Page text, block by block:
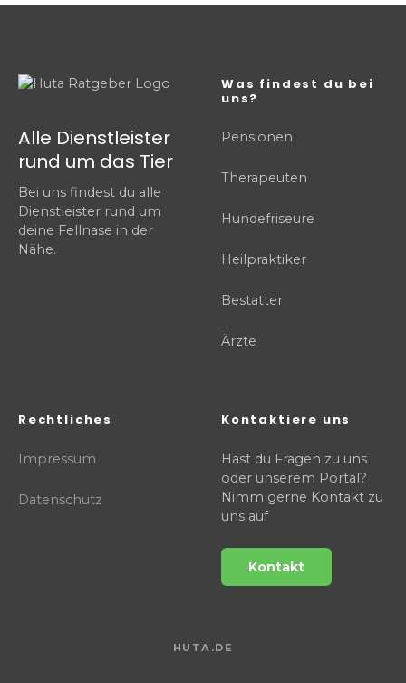
Alle Dienstleister
rund um das Tier
Bei uns findest du alle
Dienstleister rund um
deine Fellnase in der
Nähe.
Was findest du bei
uns?
Pensionen
Therapeuten
Hundefriseure
Heilpraktiker
Bestatter
Ärzte
Rechtliches
Impressum
Datenschutz
Kontaktiere uns
Hast du Fragen zu uns
oder unserem Portal?
Nimm gerne Kontakt zu
uns auf
Kontakt
HUTA.DE